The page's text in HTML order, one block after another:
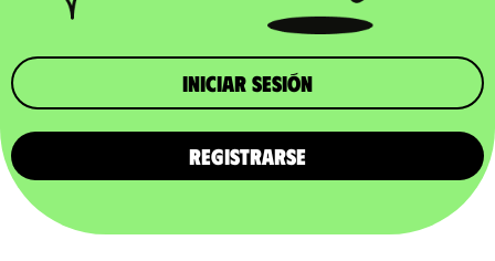
iniciar sesión
REGISTRARSE